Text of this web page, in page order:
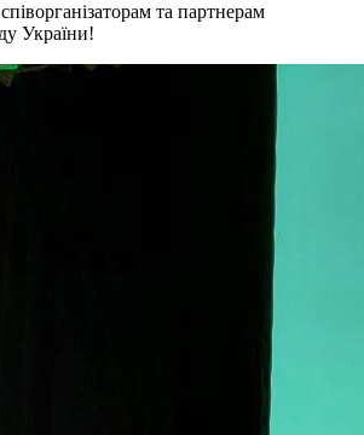
та партнерам
України!